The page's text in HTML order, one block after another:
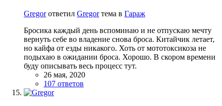
Gregorответил Gregorтема в Гараж
Бросика каждый день вспоминаю и не отпускаю мечту
вернуть себе во владение снова броса. Китайчик летает,
но кайфа от езды никакого. Хоть от мототоксикоза не
подыхаю в ожидании броса. Хорошо. В скором времени
буду описывать весь процесс тут.
26 мая, 2020
107 ответов